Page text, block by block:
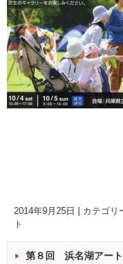
2014年9月25日 カテゴリ
ト
第８回 浜名湖アート